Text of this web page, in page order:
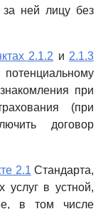
ней лицу без
2.1.2 и 2.1.3
при
(при
договор
2.1 Стандарта,
услуг в устной,
в том числе